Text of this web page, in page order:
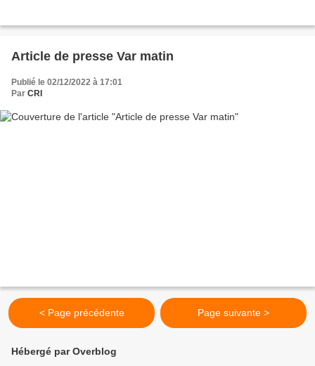
Article de presse Var matin
Publié le 02/12/2022 à 17:01
Par CRI
< Page précédente Page suivante >
Hébergé par Overblog